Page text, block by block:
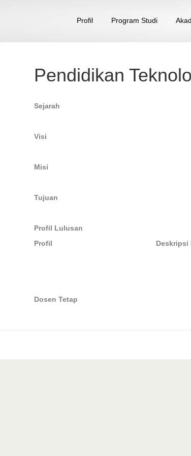
Profil Program Studi
Pendidikan
Sejarah
Visi
Misi
Tujuan
Profil Lulusan
Profil
Deskripsi
Dosen Tetap